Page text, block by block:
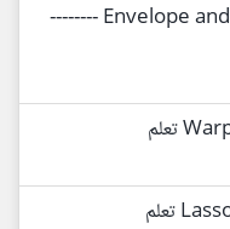
35.01 Envelope and liquify ---------- 35 --------